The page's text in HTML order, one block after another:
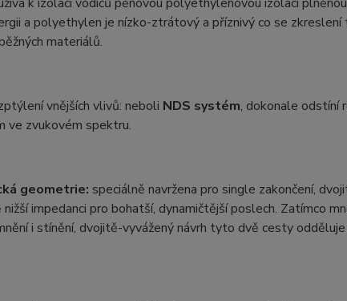
a polyethylen je nízko-ztrátový a příznivý co se
materiálů.
vnějších vlivů: neboli NDS systém, dokonale odstíní
ve zvukovém spektru.
geometrie: speciálně navržena pro single zakončení,
impedanci pro bohatší, dynamičtější poslech. Zatímco
i stínění, dvojitě-vyvážený návrh tyto dvě cesty